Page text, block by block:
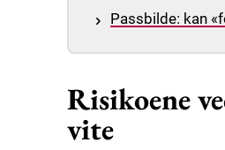
Passbilde: kan
Risikoene
vite